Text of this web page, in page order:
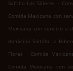
Saltillo Los Silleres .
Comida Mexicana con
Mexicana con servicio a
domicilio Saltillo La
Flores
. Comida
Comida Mexicana con